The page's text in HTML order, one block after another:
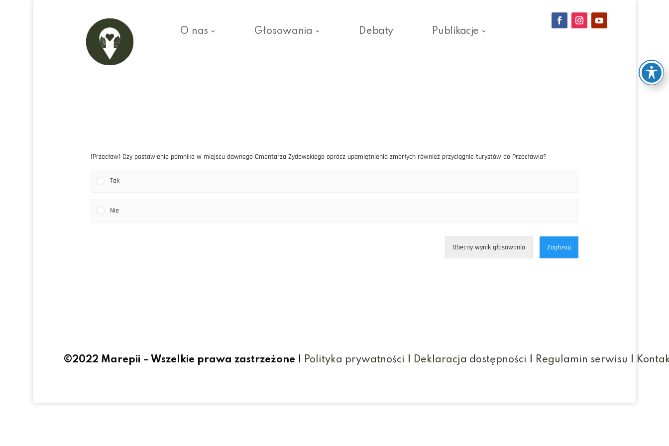
O nas Głosowania Debaty Publikacje
[Przecław] Czy postawienie pomnika w miejscu dawnego Cmentarza Żydowskiego oprócz upamiętnienia zmarłych również przyciągnie turystów do Przecławia?
Tak
Nie
Obecny wynik głosowania Zagłosuj
©2022 Marepii – Wszelkie prawa zastrzeżone | Polityka prywatności | Deklaracja dostępności | Regulamin serwisu |